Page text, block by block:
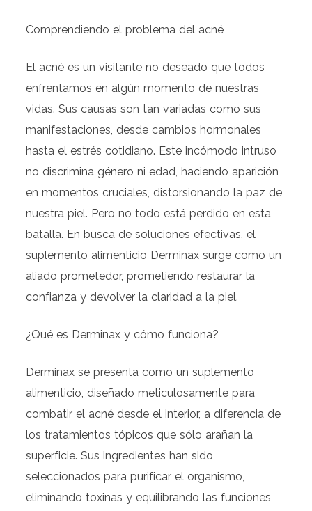
Comprendiendo el problema del acné
El acné es un visitante no deseado que todos
enfrentamos en algún momento de nuestras
vidas. Sus causas son tan variadas como sus
manifestaciones, desde cambios hormonales
hasta el estrés cotidiano. Este incómodo intruso
no discrimina género ni edad, haciendo aparición
en momentos cruciales, distorsionando la paz de
nuestra piel. Pero no todo está perdido en esta
batalla. En busca de soluciones efectivas, el
suplemento alimenticio Derminax surge como un
aliado prometedor, prometiendo restaurar la
confianza y devolver la claridad a la piel.
¿Qué es Derminax y cómo funciona?
Derminax se presenta como un suplemento
alimenticio, diseñado meticulosamente para
combatir el acné desde el interior, a diferencia de
los tratamientos tópicos que sólo arañan la
superficie. Sus ingredientes han sido
seleccionados para purificar el organismo,
eliminando toxinas y equilibrando las funciones